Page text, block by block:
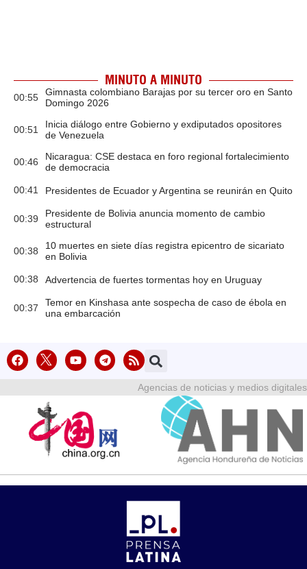
MINUTO A MINUTO
00:55
Gimnasta colombiano Barajas por su tercer oro en Santo
Domingo 2026
00:51
Inicia diálogo entre Gobierno y exdiputados opositores
de Venezuela
00:46
Nicaragua: CSE destaca en foro regional fortalecimiento
de democracia
00:41 Presidentes de Ecuador y Argentina se reunirán en Quito
00:39
Presidente de Bolivia anuncia momento de cambio
estructural
00:38
10 muertes en siete días registra epicentro de sicariato
en Bolivia
00:38 Advertencia de fuertes tormentas hoy en Uruguay
00:37
Temor en Kinshasa ante sospecha de caso de ébola en
una embarcación
Agencias de noticias y medios digitales